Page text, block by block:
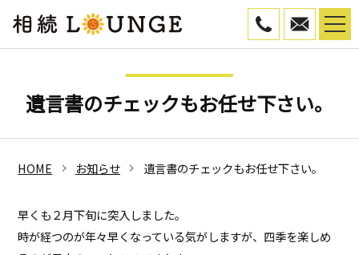
050-5799-
WEB
遺言書のチェックもお任せ下さい。
HOME お知らせ 遺言書のチェックもお任せ下さい。
早くも２月下旬に突入しました。
時が経つのが年々早くなっている気がしますが、四季を楽しめ